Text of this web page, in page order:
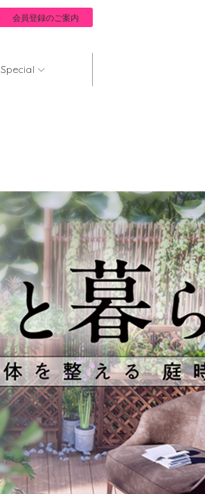
会員登録のご案内
Special